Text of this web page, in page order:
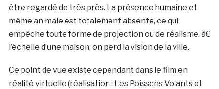
être regardé de très près. La présence humaine et
même animale est totalement absente, ce qui
empêche toute forme de projection ou de réalisme. à€
l’échelle d’une maison, on perd la vision de la ville.
Ce point de vue existe cependant dans le film en
réalité virtuelle (réalisation : Les Poissons Volants et